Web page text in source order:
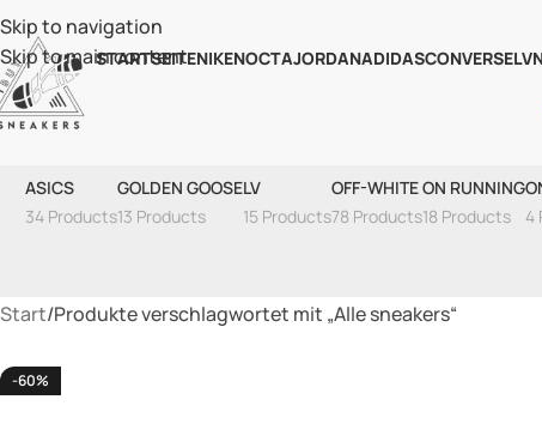
Skip to navigation
Skip to main content
STARTSEITENIKENOCTAJORDANADIDASCONVERSELV
ASICS
34 Products
GOLDEN GOOSE
13 Products
LV
15 Products
OFF-WHITE
78 Products
ON RUNNING
18 Products
4
Start Produkte verschlagwortet mit „Alle sneakers“
-60%